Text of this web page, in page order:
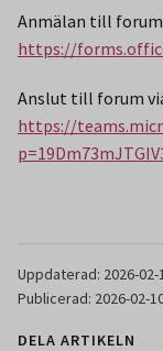
Anmälan till
https://
Anslut till forum
https://
Uppdaterad: 2026-02-
Publicerad: 2026-02-
DELA ARTIKELN